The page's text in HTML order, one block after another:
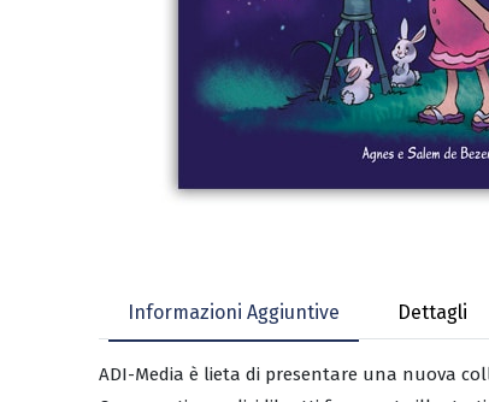
Informazioni Aggiuntive Dettagli
ADI-Media è lieta di presentare una nuova